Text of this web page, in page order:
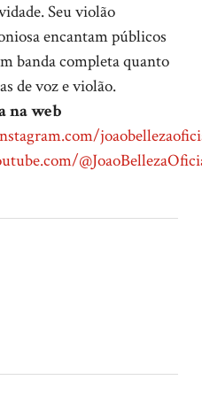
Seu violão
encantam públicos
banda completa quanto
de voz e violão.
na web